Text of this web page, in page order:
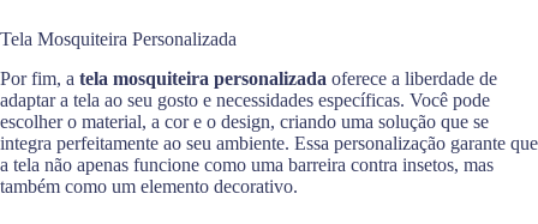
Tela Mosquiteira Personalizada
Por fim, a tela mosquiteira personalizada oferece a liberdade de
adaptar a tela ao seu gosto e necessidades específicas. Você pode
escolher o material, a cor e o design, criando uma solução que se
integra perfeitamente ao seu ambiente. Essa personalização garante que
a tela não apenas funcione como uma barreira contra insetos, mas
também como um elemento decorativo.